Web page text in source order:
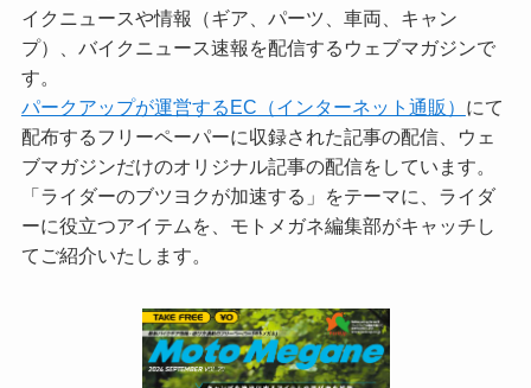
イクニュースや情報（ギア、パーツ、車両、キャン
プ）、バイクニュース速報を配信するウェブマガジンで
す。
パークアップが運営するEC（インターネット通販） にて
配布するフリーペーパーに収録された記事の配信、ウェ
ブマガジンだけのオリジナル記事の配信をしています。
「ライダーのブツヨクが加速する」をテーマに、ライダ
ーに役立つアイテムを、モトメガネ編集部がキャッチし
てご紹介いたします。